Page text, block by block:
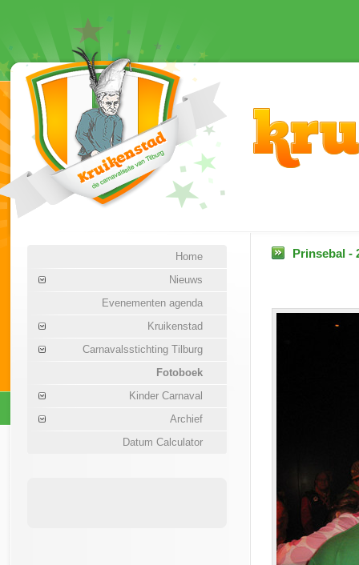
Home
Nieuws
Evenementen agenda
Kruikenstad
Carnavalsstichting Tilburg
Fotoboek
Kinder Carnaval
Archief
Datum Calculator
Prinsebal -